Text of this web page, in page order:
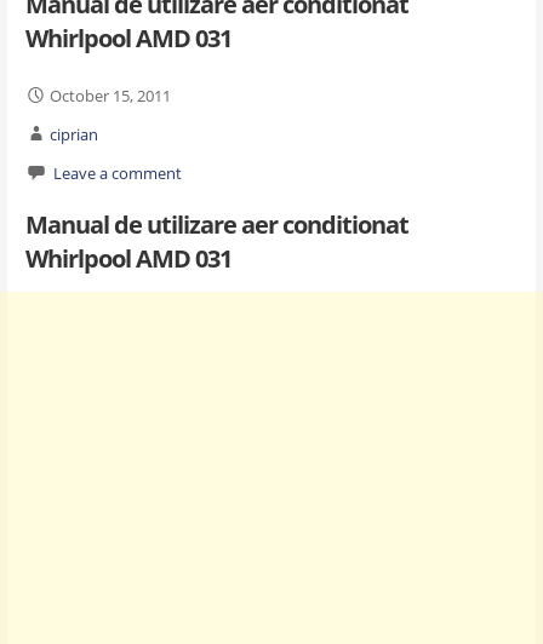
Whirlpool AMD 031
October 15, 2011
ciprian
Leave a comment
Manual de utilizare aer conditionat
Whirlpool AMD 031